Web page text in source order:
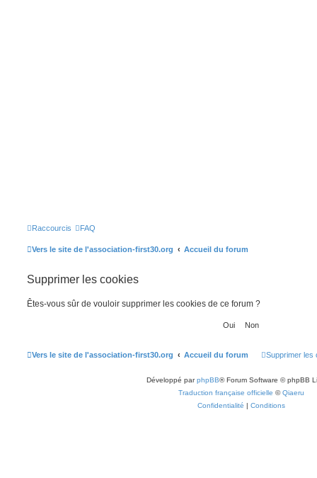
Raccourcis FAQ
Vers le site de l'association-first30.org Accueil du forum
Supprimer les cookies
Êtes-vous sûr de vouloir supprimer les cookies de ce forum ?
Vers le site de l'association-first30.org Accueil du forum Supprimer les
Développé parphpBB® Forum Software © phpBB
Traduction française officielle ©Qiaeru
Confidentialité | Conditions